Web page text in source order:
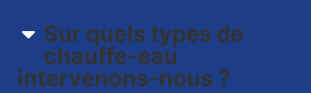
Sur quels types de
chauffe-eau
intervenons-nous ?​